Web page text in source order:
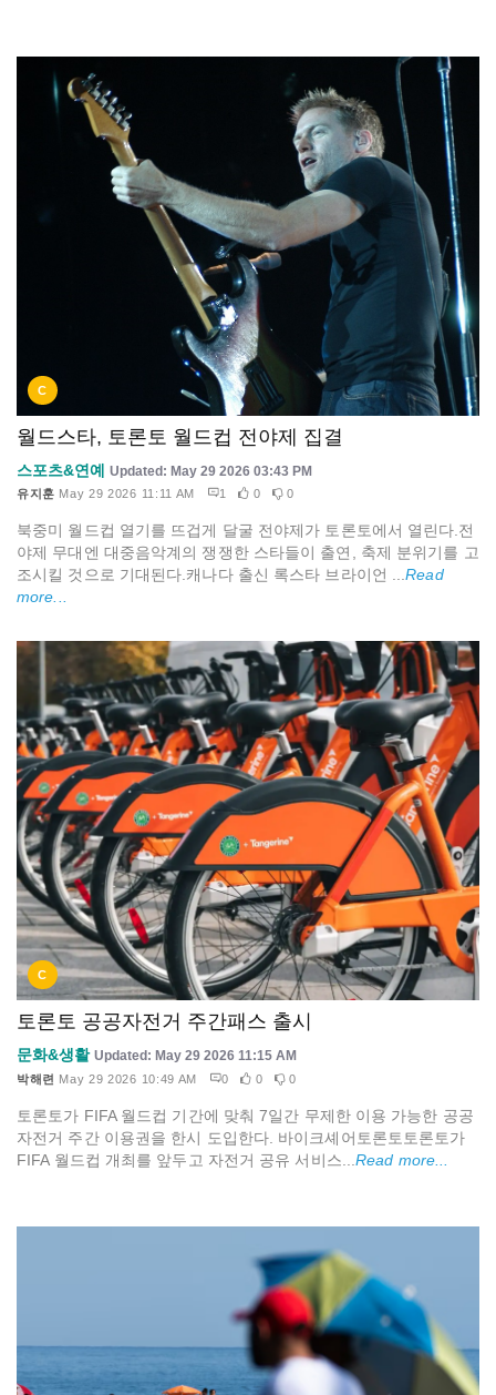
C
월드스타, 토론토 월드컵 전야제 집결
스포츠&연예 Updated: May 29 2026 03:43 PM
유지훈 May 29 2026 11:11 AM 1 0 0
북중미 월드컵 열기를 뜨겁게 달굴 전야제가 토론토에서 열린다.전
야제 무대엔 대중음악계의 쟁쟁한 스타들이 출연, 축제 분위기를 고
조시킬 것으로 기대된다.캐나다 출신 록스타 브라이언 ...Read
more...
C
토론토 공공자전거 주간패스 출시
문화&생활 Updated: May 29 2026 11:15 AM
박해련 May 29 2026 10:49 AM 0 0 0
토론토가 FIFA 월드컵 기간에 맞춰 7일간 무제한 이용 가능한 공공
자전거 주간 이용권을 한시 도입한다. 바이크셰어토론토토론토가
FIFA 월드컵 개최를 앞두고 자전거 공유 서비스... Read more...